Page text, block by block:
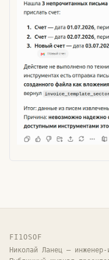
FI1OSOF
Николай Ланец — инженер-